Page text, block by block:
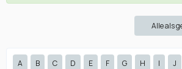
Alle als
A B C D E F G H I J